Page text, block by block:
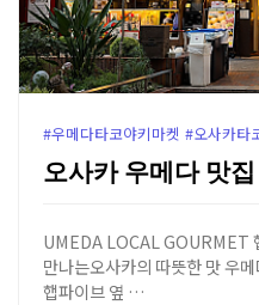
UMEDA LOCAL GOURMET
만나는오사카의 따뜻한 맛 우
햅파이브 옆 …